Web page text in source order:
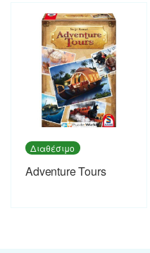
Διαθέσιμο
Adventure Tours